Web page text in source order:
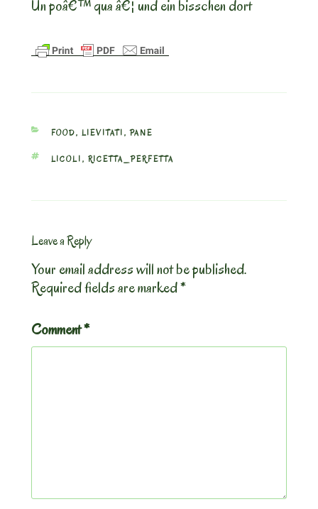
Un poâ€™ qua â€¦ und ein bisschen dort
CATEGORIES
FOOD, LIEVITATI ,PANE
TAGS
LICOLI , RICETTA_PERFETTA
Leave a Reply
Your email address will not be published.
Required fields are marked*
Comment*